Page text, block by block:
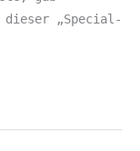
dieser „Special-